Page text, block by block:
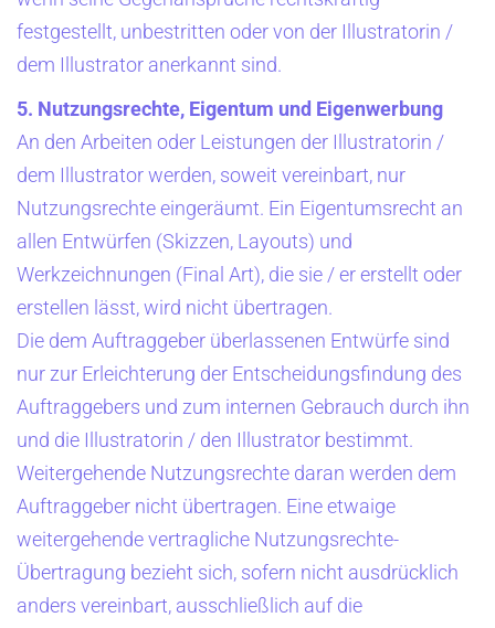
festgestellt, unbestritten oder von der Illustratorin /
dem Illustrator anerkannt sind.
5. Nutzungsrechte, Eigentum und Eigenwerbung
An den Arbeiten oder Leistungen der Illustratorin /
dem Illustrator werden, soweit vereinbart, nur
Nutzungsrechte eingeräumt. Ein Eigentumsrecht an
allen Entwürfen (Skizzen, Layouts) und
Werkzeichnungen (Final Art), die sie / er erstellt oder
erstellen lässt, wird nicht übertragen.
Die dem Auftraggeber überlassenen Entwürfe sind
nur zur Erleichterung der Entscheidungsfindung des
Auftraggebers und zum internen Gebrauch durch ihn
und die Illustratorin / den Illustrator bestimmt.
Weitergehende Nutzungsrechte daran werden dem
Auftraggeber nicht übertragen. Eine etwaige
weitergehende vertragliche Nutzungsrechte-
Übertragung bezieht sich, sofern nicht ausdrücklich
anders vereinbart, ausschließlich auf die